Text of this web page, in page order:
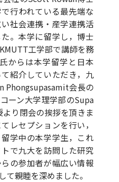
行われている最先端な
社会連携・産学連携活
。本学に留学し，博士
工学部で講師を務
からは本学留学と日本
紹介していただき，九
Phongsupasamit会長の
ーン大学理学部のSupa
り閉会の挨拶を頂きま
レセプションを行い，
学中の本学学生，これ
で九大を訪問した研究
の参加者が幅広い情報
て親睦を深めました。